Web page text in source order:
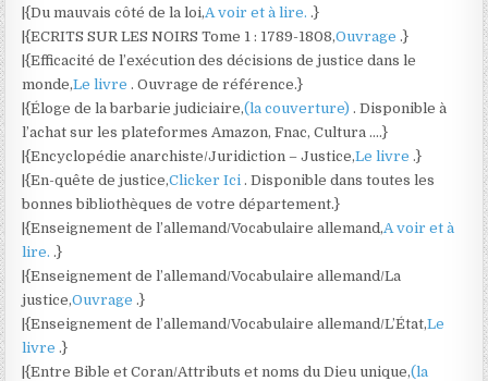
|{Du mauvais côté de la loi,A voir et à lire..}
|{ECRITS SUR LES NOIRS Tome 1 : 1789-1808,Ouvrage.}
|{Efficacité de l’exécution des décisions de justice dans le
monde,Le livre. Ouvrage de référence.}
|{Éloge de la barbarie judiciaire,(la couverture). Disponible à
l’achat sur les plateformes Amazon, Fnac, Cultura ….}
|{Encyclopédie anarchiste/Juridiction – Justice,Le livre.}
|{En-quête de justice,Clicker Ici. Disponible dans toutes les
bonnes bibliothèques de votre département.}
|{Enseignement de l’allemand/Vocabulaire allemand,A voir et à
lire..}
|{Enseignement de l’allemand/Vocabulaire allemand/La
justice,Ouvrage.}
|{Enseignement de l’allemand/Vocabulaire allemand/L’État,Le
livre.}
|{Entre Bible et Coran/Attributs et noms du Dieu unique,(la